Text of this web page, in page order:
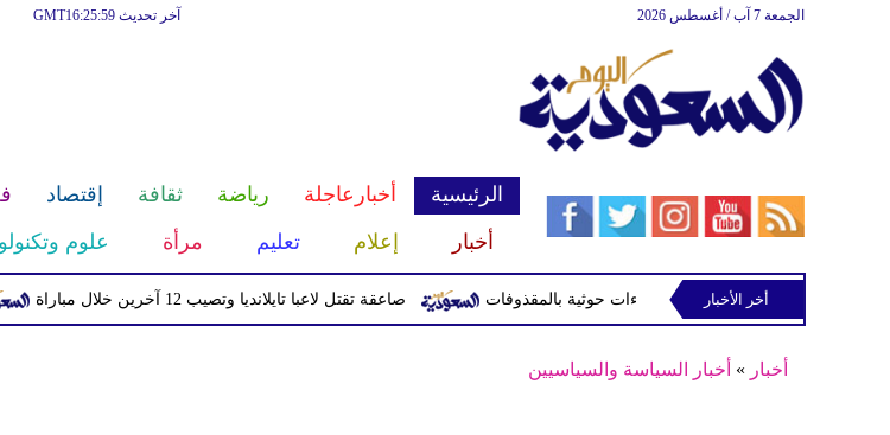
آخر تحديث GMT16:25:59 الجمعة 7 آب / أغسطس 2026
الرئيسية أخبارعاجلة رياضة ثقافة إقتصاد
أخبار
إعلام تعليم مرأة علوم
صاعقة تقتل لاعبا تايلانديا وتصيب 12 آخرين خلال مباراة أخر الأخبار
أخبار » أخبار السياسة والسياسيين